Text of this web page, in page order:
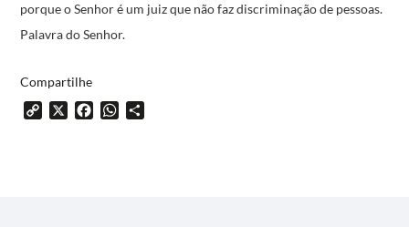
porque o Senhor é um juizque não faz discriminação de pessoas.
Palavra do Senhor.
Compartilhe
Copy X FacebookWhatsApp